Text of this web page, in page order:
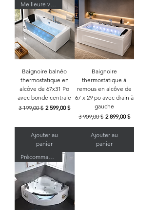
Meilleure vente
Baignoire balnéo
thermostatique en
alcôve de 67x31 Po
avec bonde centrale
Prix original
3 199,00 $ Prix promotionnel
2 599,00 $
Ajouter au
panier
Baignoire
thermostatique à
remous en alcôve de
67 x 29 po avec drain à
gauche
Prix original
3 909,00 $ Prix promotionnel
2 899,00 $
Ajouter au
panier